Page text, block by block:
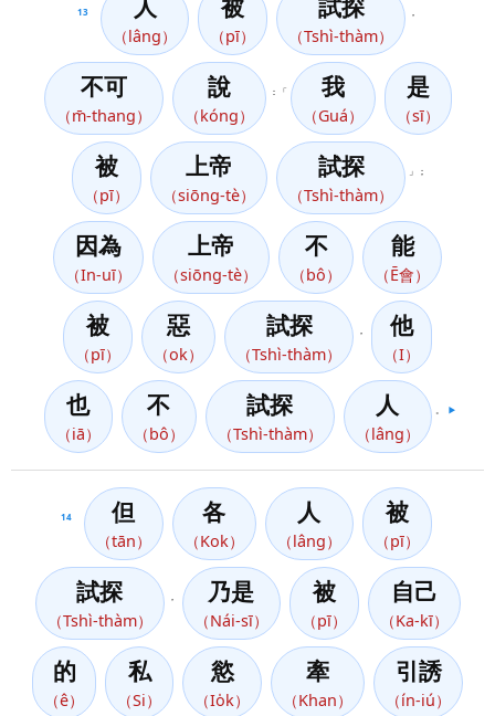
13 人
（lâng）
被
（pī）
試探
（Tshì-thàm）
不可
（m̄-thang）
說
（kóng）
：「 我
（Guá）
是
（sī）
被
（pī）
上帝
（siōng-tè）
試探
（Tshì-thàm）
」；
因為
（In-uī）
上帝
（siōng-tè）
不
（bô）
能
（Ē會）
被
（pī）
惡
（ok）
試探
（Tshì-thàm）
他
（I）
也
（iā）
不
（bô）
試探
（Tshì-thàm）
人
（lâng）
▶️
14 但
（tān）
各
（Kok）
人
（lâng）
被
（pī）
試探
（Tshì-thàm）
乃是
（Nái-sī）
被
（pī）
自己
（Ka-kī）
的
（ê）
私
（Si）
慾
（Io̍k）
牽
（Khan）
引誘
（ín-iú）